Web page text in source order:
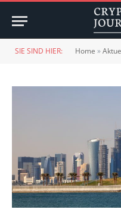
SIE SIND HIER: Home »